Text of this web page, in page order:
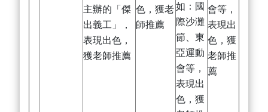
主辦的「傑
出義工」，
表現出色，
獲老師推薦
色，獲老
師推薦
如：國
際沙灘
節、東
亞運動
會等，
表現出
色，獲
會等，
表現出
色，獲
老師推
薦